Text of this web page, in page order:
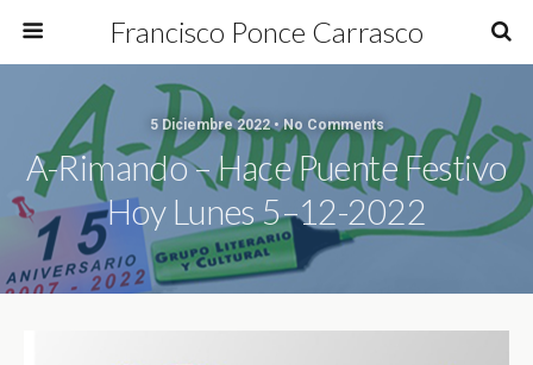
Francisco Ponce Carrasco
5 Diciembre 2022 • No Comments
A-Rimando – Hace Puente Festivo
Hoy Lunes 5–12-2022